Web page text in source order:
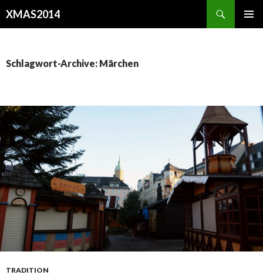
XMAS2014
Schlagwort-Archive: Märchen
TRADITION